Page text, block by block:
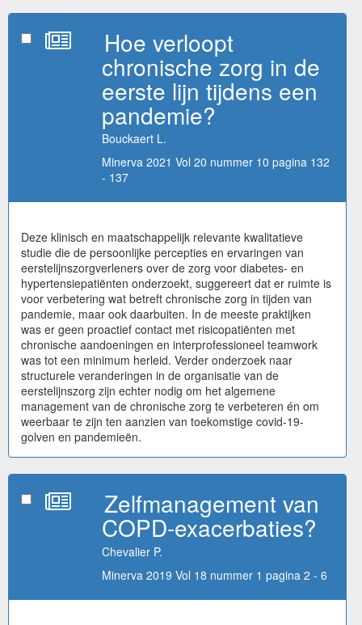
Hoe verloopt
chronische zorg in de
eerste lijn tijdens een
pandemie?
Bouckaert L.
Minerva 2021 Vol 20 nummer 10 pagina 132
- 137
Deze klinisch en maatschappelijk relevante kwalitatieve
studie die de persoonlijke percepties en ervaringen van
eerstelijnszorgverleners over de zorg voor diabetes- en
hypertensiepatiënten onderzoekt, suggereert dat er ruimte is
voor verbetering wat betreft chronische zorg in tijden van
pandemie, maar ook daarbuiten. In de meeste praktijken
was er geen proactief contact met risicopatiënten met
chronische aandoeningen en interprofessioneel teamwork
was tot een minimum herleid. Verder onderzoek naar
structurele veranderingen in de organisatie van de
eerstelijnszorg zijn echter nodig om het algemene
management van de chronische zorg te verbeteren én om
weerbaar te zijn ten aanzien van toekomstige covid-19-
golven en pandemieën.
Zelfmanagement van
COPD-exacerbaties?
Chevalier P.
Minerva 2019 Vol 18 nummer 1 pagina 2 - 6